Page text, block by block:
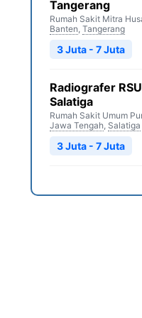
Tangerang
Rumah Sakit Mitra
Banten, Tangerang
3 Juta - 7 Juta
Radiografer
Salatiga
Rumah Sakit Umum
Jawa Tengah, Salatiga
3 Juta - 7 Juta